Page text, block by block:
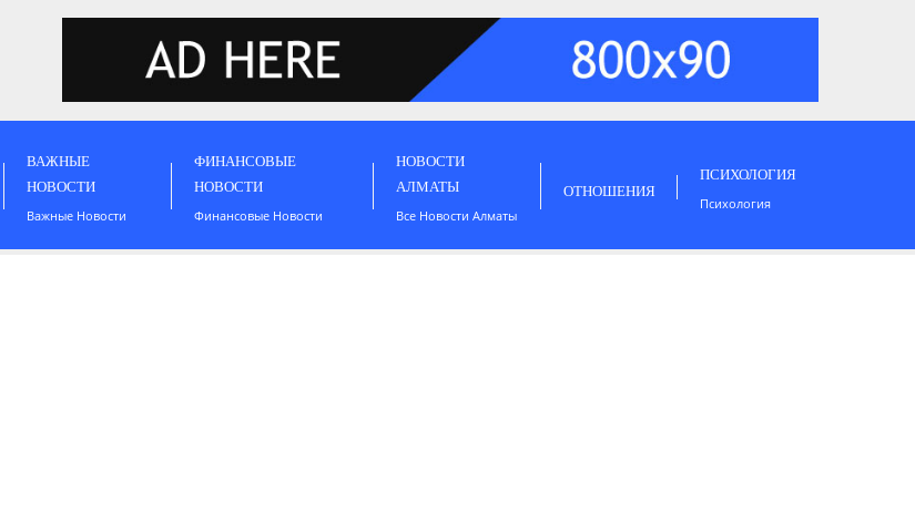
ВАЖНЫЕ
НОВОСТИ
Важные Новости
ФИНАНСОВЫЕ
НОВОСТИ
Финансовые Новости
НОВОСТИ
АЛМАТЫ
Все Новости Алматы
ОТНОШЕНИЯ
ПСИХОЛОГИЯ
Психология